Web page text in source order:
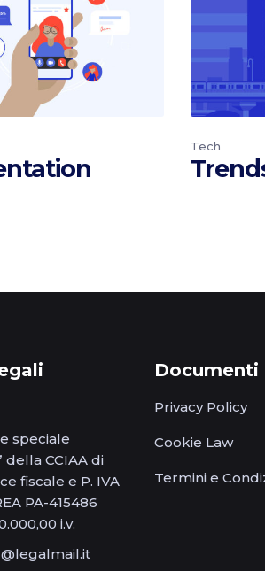
Tech
speciale
della CCIAA di
fiscale e P. IVA
PA-415486
i.v.
Documenti
Privacy Policy
Cookie Law
Termini e